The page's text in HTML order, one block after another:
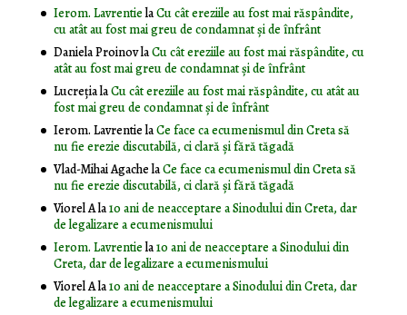
Ierom. LavrentielaCu cât ereziile au fost mai răspândite,
cu atât au fost mai greu de condamnat și de înfrânt
Daniela ProinovlaCu cât ereziile au fost mai răspândite, cu
atât au fost mai greu de condamnat și de înfrânt
LucrețialaCu cât ereziile au fost mai răspândite, cu atât au
fost mai greu de condamnat și de înfrânt
Ierom. LavrentielaCe face ca ecumenismul din Creta să
nu fie erezie discutabilă, ci clară și fără tăgadă
Vlad-Mihai AgachelaCe face ca ecumenismul din Creta să
nu fie erezie discutabilă, ci clară și fără tăgadă
Viorel Ala10 ani de neacceptare a Sinodului din Creta, dar
de legalizare a ecumenismului
Ierom. Lavrentiela10 ani de neacceptare a Sinodului din
Creta, dar de legalizare a ecumenismului
Viorel Ala10 ani de neacceptare a Sinodului din Creta, dar
de legalizare a ecumenismului